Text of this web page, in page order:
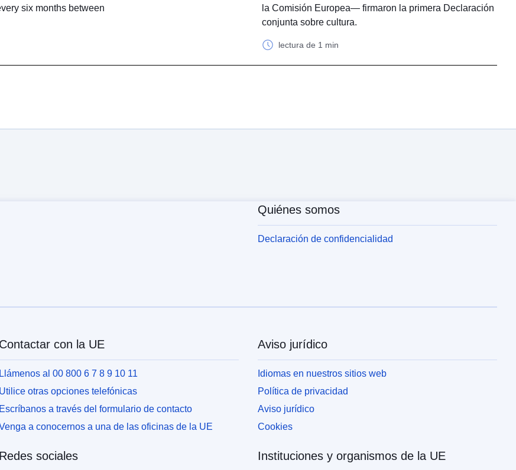
six months between
la Comisión Europea— firmaron la primera Declaración
conjunta sobre cultura.
lectura de 1 min
Quiénes somos
Declaración de confidencialidad
Contactar con la UE
Llámenos al 00 800 6 7 8 9 10 11
Utilice otras opciones telefónicas
Escríbanos a través del formulario de contacto
a conocernos a una de las oficinas de la UE
Redes sociales
Aviso jurídico
Idiomas en nuestros sitios web
Política de privacidad
Aviso jurídico
Cookies
Instituciones y organismos de la UE